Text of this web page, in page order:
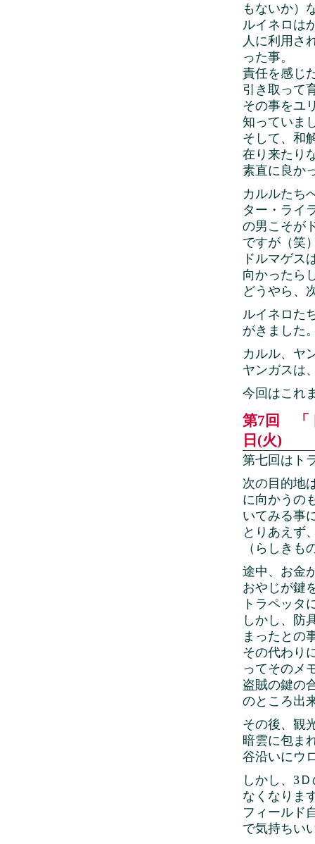
もないか）
ルイネロは
人に利用さ
った事。
責任を感じ
引き取って
その事をユ
知っていま
そして、和
在り来たり
素直に良か
カルルたち
ター・ライ
の男こそが
ですが（笑
ドルマゲス
向かったら
どうやら、
ルイネロた
がきました
カルル、ヤ
ヤンガスは
今回はこれ
第7回 「
日(火)
第七回はト
次の目的地
に向かうの
いてみる事
とりあえず
（らしきも
途中、お金
おやじが鍵
トラペッタ
しかし、防
まったとの
その代わり
ってそのメ
盗賊の鍵の
のところ出
その後、観
暗雲に包ま
谷沿いにウ
しかし、3
なくなりま
フィールド
で気持ちい